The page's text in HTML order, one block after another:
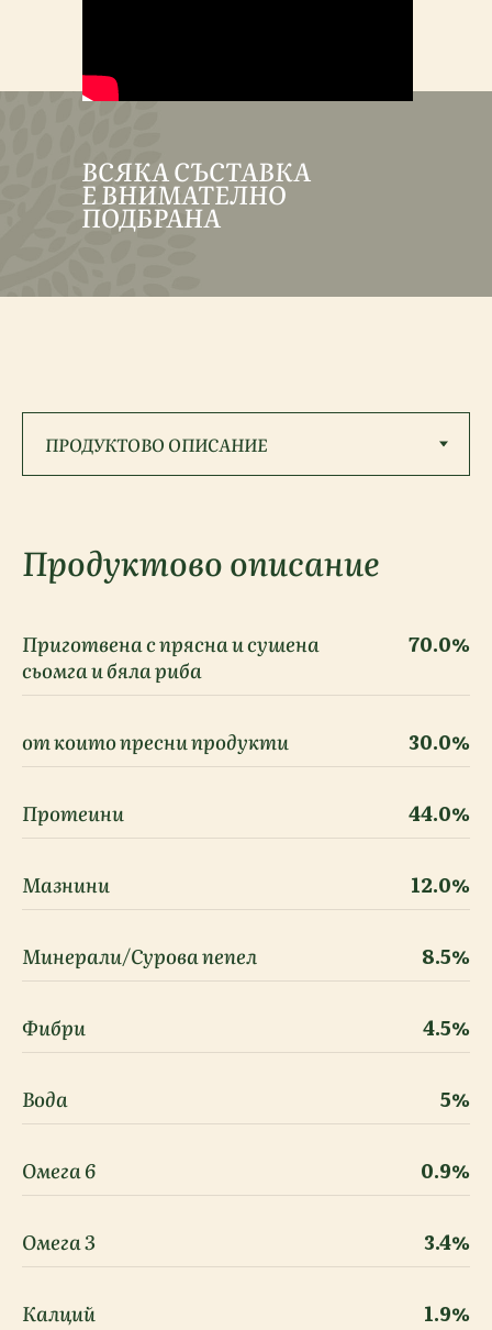
ВСЯКА СЪСТАВКА
Е ВНИМАТЕЛНО
ПОДБРАНА
Продуктово описание
Приготвена с прясна и сушена
сьомга и бяла риба
70.0%
от които пресни продукти 30.0%
Протеини 44.0%
Мазнини 12.0%
Минерали/Сурова пепел 8.5%
Фибри 4.5%
Вода 5%
Омега 6 0.9%
Омега 3 3.4%
Калций 1.9%